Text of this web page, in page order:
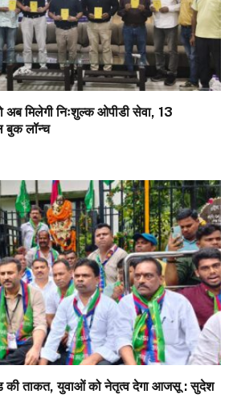
मिलेगी निःशुल्क ओपीडी सेवा, 13
बुक लॉन्च
की ताकत, युवाओं को नेतृत्व देगा आजसू : सुदेश